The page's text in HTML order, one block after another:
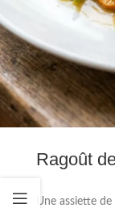
Ragoût
Une assiette